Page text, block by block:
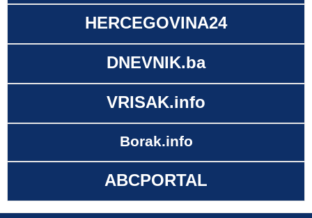
HERCEGOVINA24
DNEVNIK.ba
VRISAK.info
Borak.info
ABCPORTAL